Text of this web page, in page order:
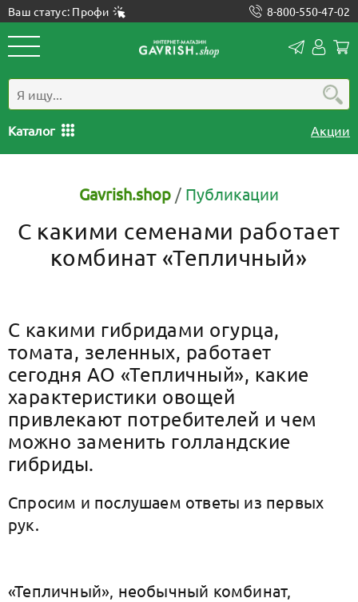
Ваш статус: Профи 8-800-550-47-02
Каталог Акции
Gavrish.shop / Публикации
С какими семенами работает
комбинат «Тепличный»
С какими гибридами огурца,
томата, зеленных, работает
сегодня АО «Тепличный», какие
характеристики овощей
привлекают потребителей и чем
можно заменить голландские
гибриды.
Спросим и послушаем ответы из первых
рук.
«Тепличный», необычный комбинат,